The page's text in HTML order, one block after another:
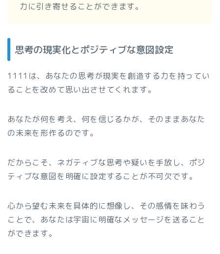
力に引き寄せることができます。
思考の現実化とポジティブな意図設定
1111は、あなたの思考が現実を創造する力を持ってい
ることを改めて思い出させてくれます。
あなたが何を考え、何を信じるかが、そのままあなた
の未来を形作るのです。
だからこそ、ネガティブな思考や疑いを手放し、ポジ
ティブな意図を明確に設定することが不可欠です。
心から望む未来を具体的に想像し、その感情を味わう
ことで、あなたは宇宙に明確なメッセージを送ること
ができます。